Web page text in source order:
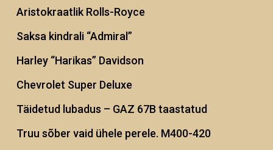
Aristokraatlik Rolls-Royce
Saksa kindrali “Admiral”
Harley “Harikas” Davidson
Chevrolet Super Deluxe
Täidetud lubadus – GAZ 67B taastatud
Truu sõber vaid ühele perele. M400-420